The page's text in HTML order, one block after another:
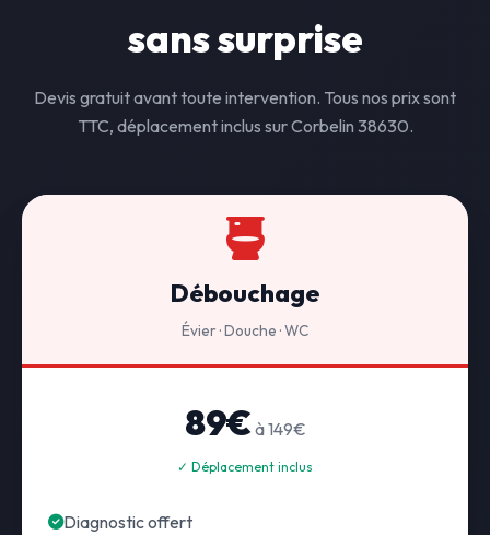
sans surprise
Devis gratuit avant toute intervention. Tous nos prix sont
TTC, déplacement inclus sur Corbelin 38630.
Débouchage
Évier · Douche · WC
89€ à 149€
✓ Déplacement inclus
Diagnostic offert